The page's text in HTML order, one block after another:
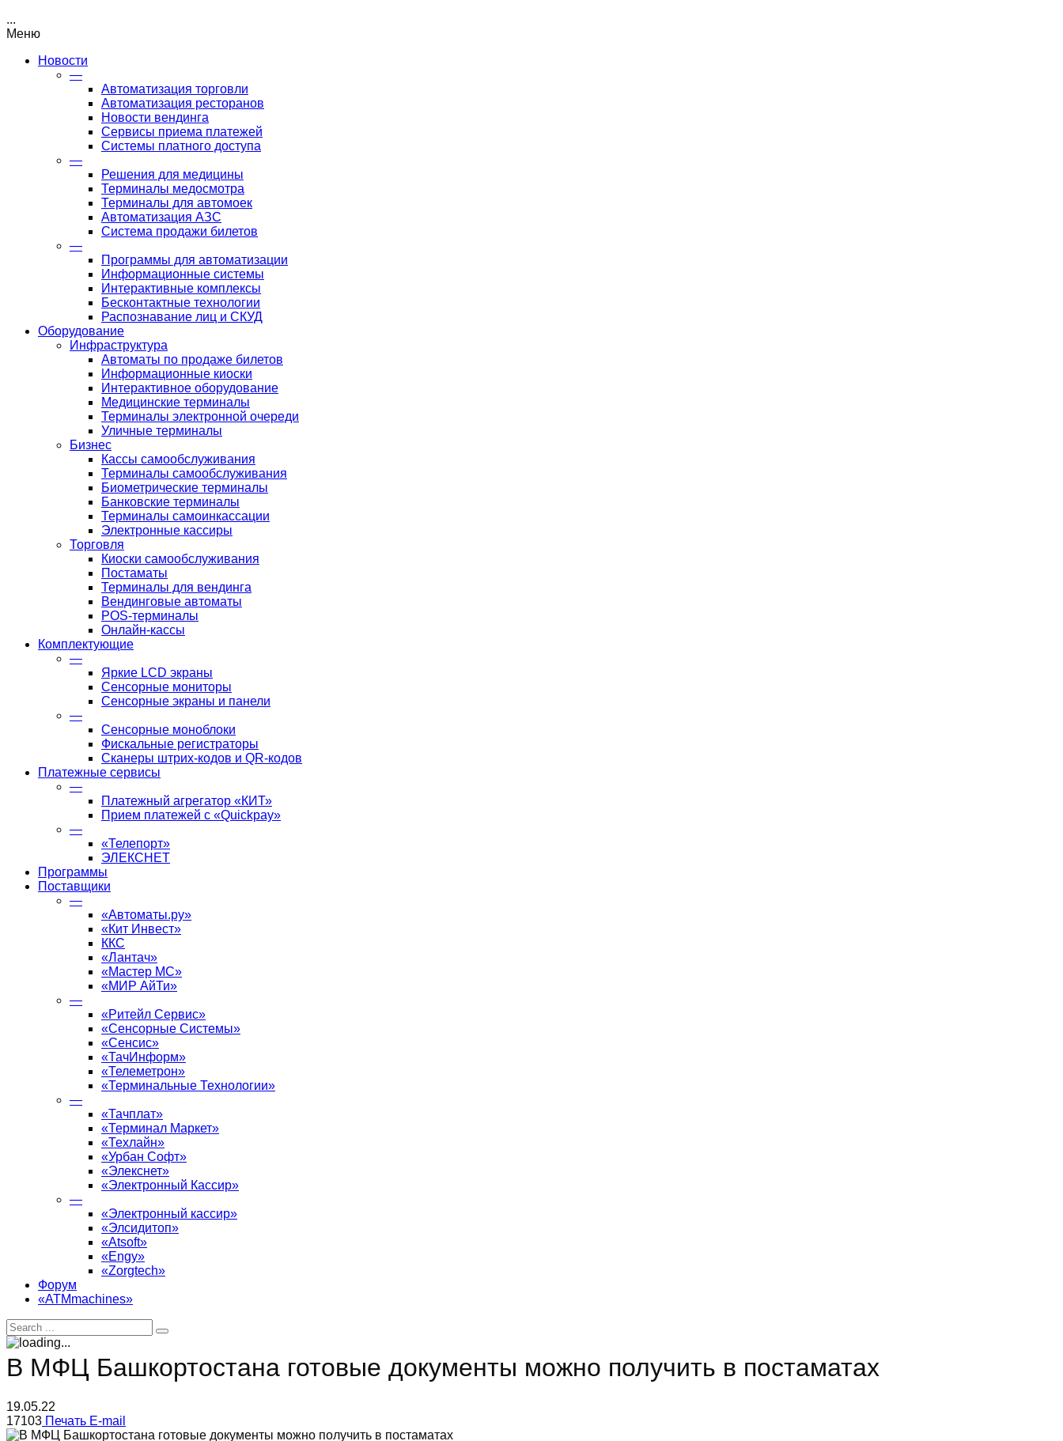
...
Меню
Новости
—
Автоматизация торговли
Автоматизация ресторанов
Новости вендинга
Сервисы приема платежей
Системы платного доступа
—
Решения для медицины
Терминалы медосмотра
Терминалы для автомоек
Автоматизация АЗС
Система продажи билетов
—
Программы для автоматизации
Информационные системы
Интерактивные комплексы
Бесконтактные технологии
Распознавание лиц и СКУД
Оборудование
Инфраструктура
Автоматы по продаже билетов
Информационные киоски
Интерактивное оборудование
Медицинские терминалы
Терминалы электронной очереди
Уличные терминалы
Бизнес
Кассы самообслуживания
Терминалы самообслуживания
Биометрические терминалы
Банковские терминалы
Терминалы самоинкассации
Электронные кассиры
Торговля
Киоски самообслуживания
Постаматы
Терминалы для вендинга
Вендинговые автоматы
POS-терминалы
Онлайн-кассы
Комплектующие
—
Яркие LCD экраны
Сенсорные мониторы
Сенсорные экраны и панели
—
Сенсорные моноблоки
Фискальные регистраторы
Сканеры штрих-кодов и QR-кодов
Платежные сервисы
—
Платежный агрегатор «КИТ»
Прием платежей с «Quickpay»
—
«Телепорт»
ЭЛЕКСНЕТ
Программы
Поставщики
—
«Автоматы.ру»
«Кит Инвест»
ККС
«Лантач»
«Мастер МС»
«МИР АйТи»
—
«Ритейл Сервис»
«Сенсорные Системы»
«Сенсис»
«ТачИнформ»
«Телеметрон»
«Терминальные Технологии»
—
«Тачплат»
«Терминал Маркет»
«Техлайн»
«Урбан Софт»
«Элекснет»
«Электронный Кассир»
—
«Электронный кассир»
«Элсидитоп»
«Atsoft»
«Engy»
«Zorgtech»
Форум
«ATMmachines»
В МФЦ Башкортостана готовые документы можно получить в постаматах
19.05.22
17103 Печать E-mail